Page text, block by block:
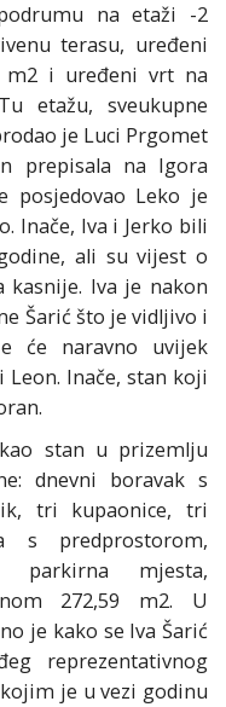
na etaži -2
terasu, uređeni
m2 i uređeni vrt na
etažu, sveukupne
je Luci Prgomet
prepisala na Igora
posjedovao Leko je
Inače, Iva i Jerko bili
ali su vijest o
Iva je nakon
Šarić što je vidljivo i
će naravno uvijek
Inače, stan koji
stan u prizemlju
dnevni boravak s
tri kupaonice, tri
s predprostorom,
parkirna mjesta,
272,59 m2. U
je kako se Iva Šarić
reprezentativnog
je u vezi godinu